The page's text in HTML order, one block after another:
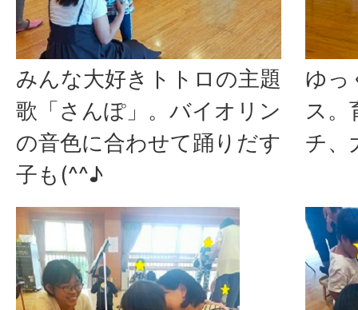
みんな大好きトトロの主題
歌「さんぽ」。バイオリン
の音色に合わせて踊りだす
子も(^^♪
ゆっ
ス。
チ、